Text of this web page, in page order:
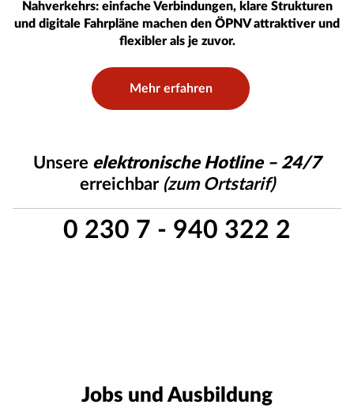
Nahverkehrs: einfache Verbindungen, klare Strukturen
und digitale Fahrpläne machen den ÖPNV attraktiver und
flexibler als je zuvor.
Mehr erfahren
Unsere elektronische Hotline – 24/7
erreichbar (zum Ortstarif)
0 230 7 - 940 322 2
Jobs und Ausbildung